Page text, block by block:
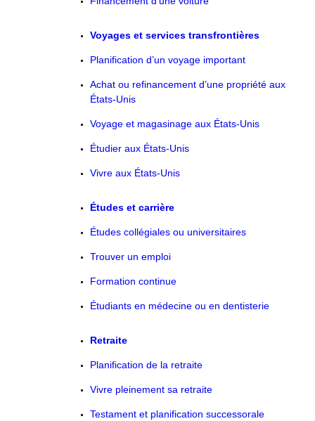
Voyages et services transfrontières
Planification d’un voyage important
Achat ou refinancement d’une propriété aux
États-Unis
Voyage et magasinage aux États-Unis
Étudier aux États-Unis
Vivre aux États-Unis
Études et carrière
Études collégiales ou universitaires
Trouver un emploi
Formation continue
Étudiants en médecine ou en dentisterie
Retraite
Planification de la retraite
Vivre pleinement sa retraite
Testament et planification successorale